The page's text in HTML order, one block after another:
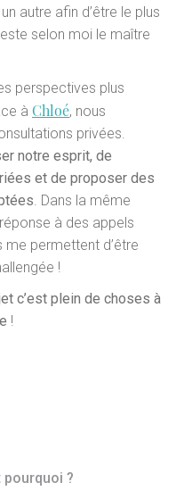
autre afin d’être le plus
selon moi le maître
perspectives plus
à Chloé, nous
privées.
notre esprit, de
et de proposer des
. Dans la même
à des appels
me permettent d’être
!
c’est plein de choses à
!
pourquoi ?